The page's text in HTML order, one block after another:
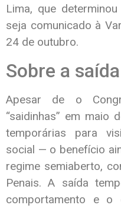
Lima, que
seja comunicado à
24 de outubro.
Sobre a
Apesar de o
“saidinhas” em maio
temporárias para
social — o benefício
regime semiaberto,
Penais. A saída
comportamento e o